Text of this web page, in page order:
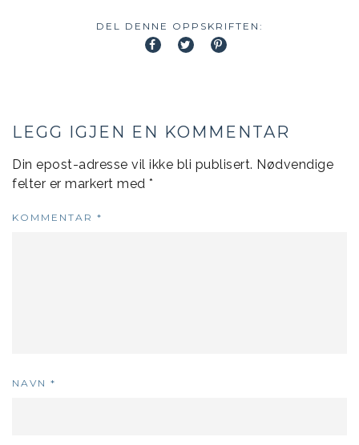
DEL DENNE OPPSKRIFTEN:
LEGG IGJEN EN KOMMENTAR
Din epost-adresse vil ikke bli publisert. Nødvendige
felter er markert med *
KOMMENTAR *
NAVN *